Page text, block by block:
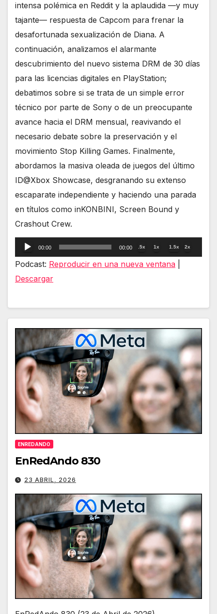
intensa polémica en Reddit y la aplaudida —y muy
tajante— respuesta de Capcom para frenar la
desafortunada sexualización de Diana. A
continuación, analizamos el alarmante
descubrimiento del nuevo sistema DRM de 30 días
para las licencias digitales en PlayStation;
debatimos sobre si se trata de un simple error
técnico por parte de Sony o de un preocupante
avance hacia el DRM mensual, reavivando el
necesario debate sobre la preservación y el
movimiento Stop Killing Games. Finalmente,
abordamos la masiva oleada de juegos del último
ID@Xbox Showcase, desgranando su extenso
escaparate independiente y haciendo una parada
en títulos como inKONBINI, Screen Bound y
Crashout Crew.
Reproductor
de
00:00 00:00 .5x 1x 1.5x 2x
Podcast: Reproducir en una nueva ventana
Descargar
ENREDANDO
EnRedAndo 830
23 ABRIL, 2026